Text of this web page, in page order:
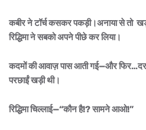
कबीर ने टॉर्च कसकर पकड़ी।अनाया से तो
रिद्धिमा ने सबको अपने पीछे कर लिया।
कदमों की आवाज़ पास आती गई—और
परछाईं खड़ी थी।
रिद्धिमा चिल्लाई—“कौन है!? सामने आओ!”